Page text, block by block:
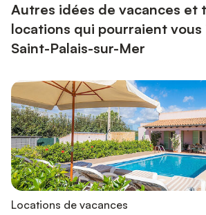
Autres idées de vacances et
locations qui pourraient vous
Saint-Palais-sur-Mer
Locations de vacances